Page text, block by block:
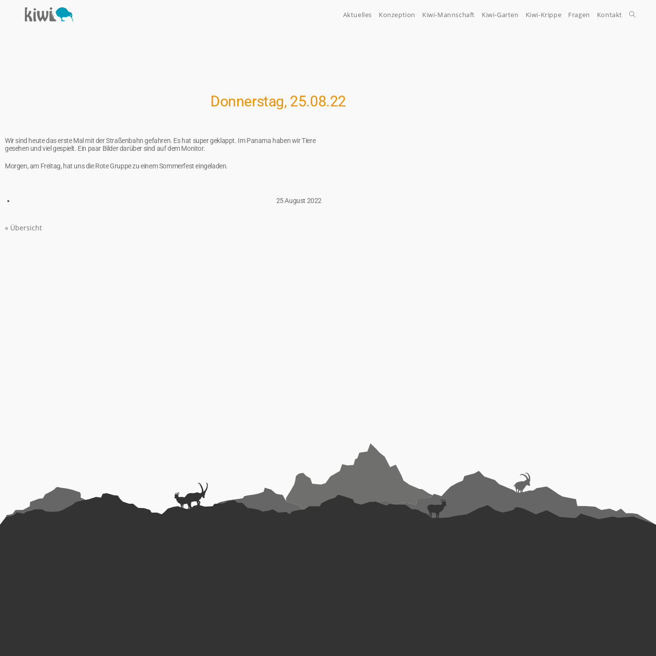
Aktuelles Konzeption Kiwi-Mannschaft Kiwi-Garten Kiwi-Krippe Fragen Kontakt
Donnerstag, 25.08.22
Wir sind heute das erste Mal mit der Straßenbahn gefahren. Es hat super geklappt. Im Panama haben wir Tiere
gesehen und viel gespielt. Ein paar Bilder darüber sind auf dem Monitor.
Morgen, am Freitag, hat uns die Rote Gruppe zu einem Sommerfest eingeladen.
25 August 2022
« Übersicht